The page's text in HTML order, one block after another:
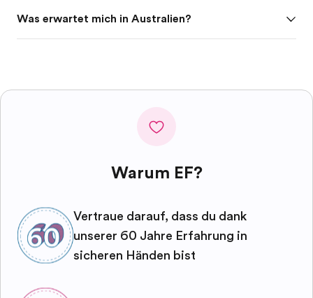
Was erwartet mich in Australien?
Warum EF?
Vertraue darauf, dass du dank
unserer 60 Jahre Erfahrung in
sicheren Händen bist